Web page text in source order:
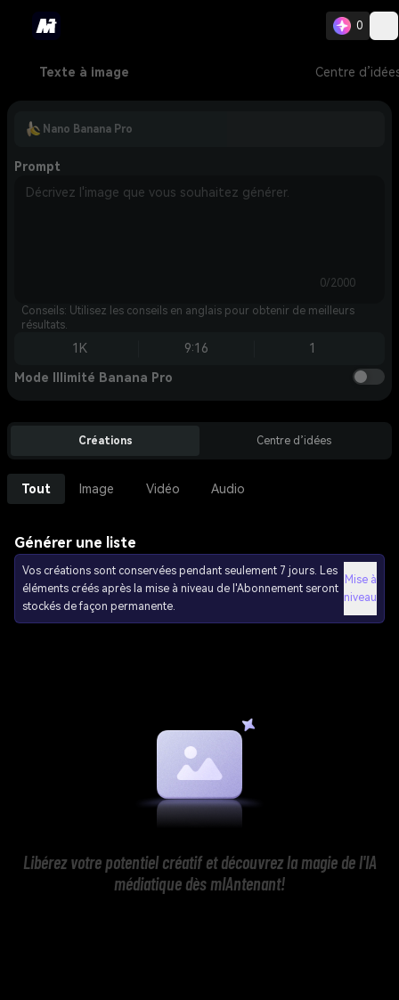
0
Texte à image Centre
Nano Banana Pro
Prompt
0/2000
Conseils: Utilisez les conseils en anglais pour obtenir de meilleurs
résultats.
1K 9:16 1
Mode Illimité Banana Pro
Créations Centre d’idées
Tout Image Vidéo Audio
Générer une liste
Vos créations sont conservées pendant seulement 7 jours. Les
éléments créés après la mise à niveau de l'Abonnement seront
stockés de façon permanente.
Mise à
niveau
Libérez votre potentiel créatif et découvrez la magie de l'IA
médiatique dès mIAntenant!